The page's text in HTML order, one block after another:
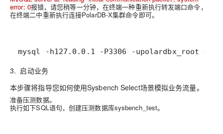
error: 0报错，请您稍等一分钟，在终端一种重新执行转发端口命令，
在终端二中重新执行连接PolarDB-X集群命令即可。
mysql -h127.0.0.1 -P3306 -upolardbx_root -
3. 启动业务
本步骤将指导您如何使用Sysbench Select场景模拟业务流量。
准备压测数据。
执行如下SQL语句，创建压测数据库sysbench_test。